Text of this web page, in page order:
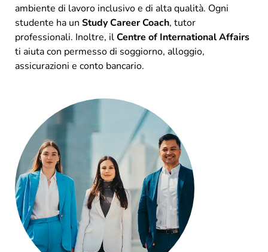
ambiente di lavoro inclusivo e di alta qualità. Ogni
studente ha un Study Career Coach, tutor
professionali. Inoltre, ilCentre of International Affairs
ti aiuta con permesso di soggiorno, alloggio,
assicurazioni e conto bancario.